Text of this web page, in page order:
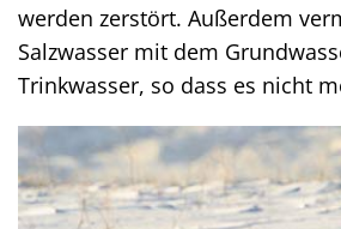
werden zerstört. Außerdem
Salzwasser mit dem
Trinkwasser, so dass es nicht